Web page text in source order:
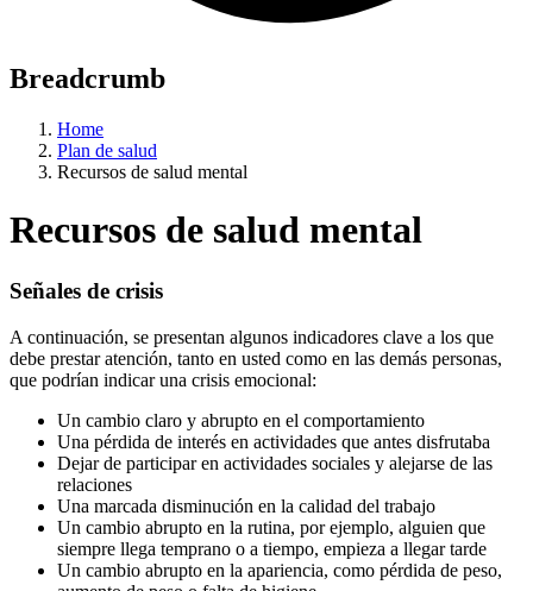
Breadcrumb
Home
Plan de salud
Recursos de salud mental
Recursos de salud mental
Señales de crisis
A continuación, se presentan algunos indicadores clave a los que
debe prestar atención, tanto en usted como en las demás personas,
que podrían indicar una crisis emocional:
Un cambio claro y abrupto en el comportamiento
Una pérdida de interés en actividades que antes disfrutaba
Dejar de participar en actividades sociales y alejarse de las
relaciones
Una marcada disminución en la calidad del trabajo
Un cambio abrupto en la rutina, por ejemplo, alguien que
siempre llega temprano o a tiempo, empieza a llegar tarde
Un cambio abrupto en la apariencia, como pérdida de peso,